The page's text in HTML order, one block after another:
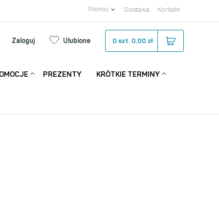
Pomoc Dostawa Kontakt
Zaloguj Ulubione 0 szt. 0,00 zł
PREZENTY KRÓTKIE TERMINY